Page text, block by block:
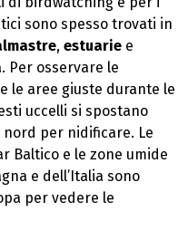
sono spesso trovati in
, estuarie e
. Per osservare le
le aree giuste durante le
uccelli si spostano
per nidificare. Le
Baltico e le zone umide
e dell’Italia sono
per vedere le